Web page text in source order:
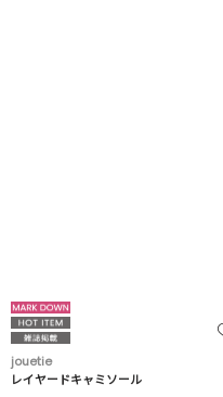
jouetie
レイヤードキャミソール